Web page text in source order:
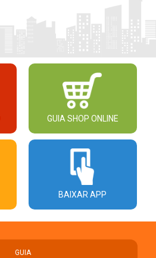
GUIA SHOP ONLINE
BAIXAR APP
GUIA